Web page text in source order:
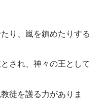
たり、嵐を鎮めたりする
され、神々の王として
徒を護る力がありま